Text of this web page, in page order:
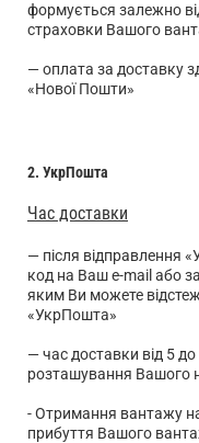
формується залежно
страховки Вашого
— оплата за доставку
«Нової Пошти»
2. УкрПошта
Час доставки
— після відправлення
код на Ваш e-mail або
яким Ви можете
«УкрПошта»
— час доставки від 5
розташування Вашого
- Отримання вантажу
прибуття Вашого